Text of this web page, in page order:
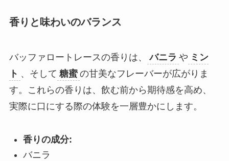
香りと味わいのバランス
バッファロートレースの香りは、 バニラ や ミン
ト 、そして 糖蜜 の甘美なフレーバーが広がりま
す。これらの香りは、飲む前から期待感を高め、
実際に口にする際の体験を一層豊かにします。
香りの成分:
バニラ